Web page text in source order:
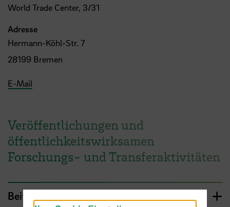
World Trade Center, 3/31
Adresse
Hermann-Köhl-Str. 7
28199 Bremen
E-Mail
Veröffentlichungen und
öffentlichkeitswirksamen
Forschungs- und Transferaktivitäten
Beiträge auf Fachtagungen